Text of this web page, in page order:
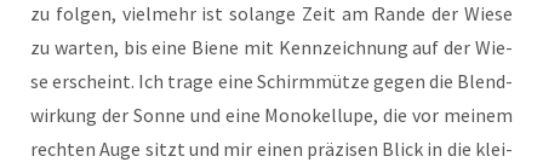
zu fol­gen, viel­mehr ist solan­ge Zeit am Ran­de der Wie­se
zu war­ten, bis eine Bie­ne mit Kenn­zeich­nung auf der Wie­
se erscheint. Ich tra­ge eine Schirm­müt­ze gegen die Blend­
wir­kung der Son­ne und eine Mon­okel­lu­pe, die vor mei­nem
rech­ten Auge sitzt und mir einen prä­zi­sen Blick in die klei­